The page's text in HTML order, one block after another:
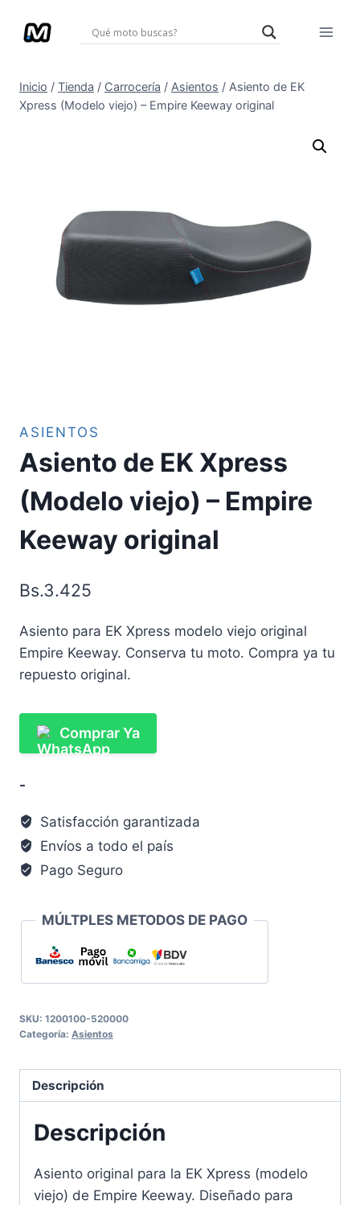
Inicio / Tienda / Carrocería / Asientos / Asiento de EK
Xpress (Modelo viejo) – Empire Keeway original
ASIENTOS
Asiento de EK Xpress
(Modelo viejo) – Empire
Keeway original
Bs.3.425
Asiento para EK Xpress modelo viejo original
Empire Keeway. Conserva tu moto. Compra ya tu
repuesto original.
Comprar Ya
-
Satisfacción garantizada
Envíos a todo el país
Pago Seguro
MÚLTPLES METODOS DE PAGO
SKU: 1200100-520000
Categoría: Asientos
Descripción
Descripción
Asiento original para la EK Xpress (modelo
viejo) de Empire Keeway. Diseñado para